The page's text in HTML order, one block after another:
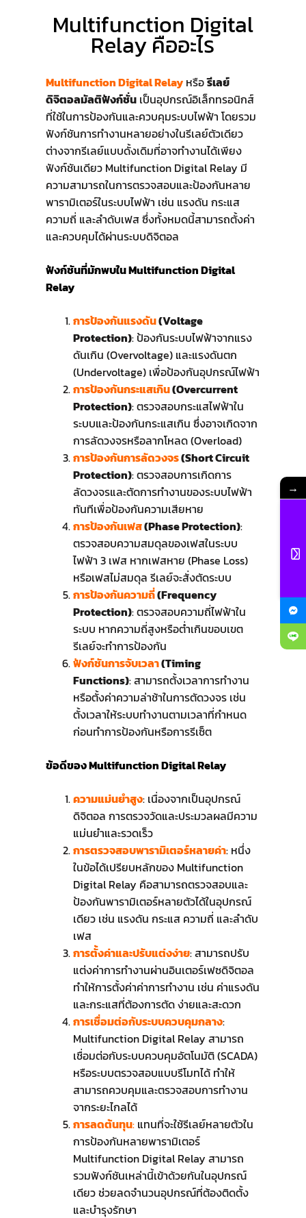
Multifunction Digital
Relay คืออะไร
Multifunction Digital Relayหรือรีเลย์
ดิจิตอลมัลติฟังก์ชั่นเป็นอุปกรณ์อิเล็กทรอนิกส์
ที่ใช้ในการป้องกันและควบคุมระบบไฟฟ้า โดยรวม
ฟังก์ชันการทำงานหลายอย่างในรีเลย์ตัวเดียว
ต่างจากรีเลย์แบบดั้งเดิมที่อาจทำงานได้เพียง
ฟังก์ชันเดียว Multifunction Digital Relay มี
ความสามารถในการตรวจสอบและป้องกันหลาย
พารามิเตอร์ในระบบไฟฟ้า เช่น แรงดัน กระแส
ความถี่ และลำดับเฟส ซึ่งทั้งหมดนี้สามารถตั้งค่า
และควบคุมได้ผ่านระบบดิจิตอล
ฟังก์ชันที่มักพบใน Multifunction Digital
Relay
การป้องกันแรงดัน(Voltage
Protection): ป้องกันระบบไฟฟ้าจากแรง
ดันเกิน (Overvoltage) และแรงดันตก
(Undervoltage) เพื่อป้องกันอุปกรณ์ไฟฟ้า
การป้องกันกระแสเกิน(Overcurrent
Protection): ตรวจสอบกระแสไฟฟ้าใน
ระบบและป้องกันกระแสเกิน ซึ่งอาจเกิดจาก
การลัดวงจรหรือลากโหลด (Overload)
การป้องกันการลัดวงจร(Short Circuit
Protection): ตรวจสอบการเกิดการ
ลัดวงจรและตัดการทำงานของระบบไฟฟ้า
ทันทีเพื่อป้องกันความเสียหาย
การป้องกันเฟส(Phase Protection):
ตรวจสอบความสมดุลของเฟสในระบบ
ไฟฟ้า 3 เฟส หากเฟสหาย (Phase Loss)
หรือเฟสไม่สมดุล รีเลย์จะสั่งตัดระบบ
การป้องกันความถี่(Frequency
Protection): ตรวจสอบความถี่ไฟฟ้าใน
ระบบ หากความถี่สูงหรือต่ำเกินขอบเขต
รีเลย์จะทำการป้องกัน
ฟังก์ชันการจับเวลา(Timing
Functions): สามารถตั้งเวลาการทำงาน
หรือตั้งค่าความล่าช้าในการตัดวงจร เช่น
ตั้งเวลาให้ระบบทำงานตามเวลาที่กำหนด
ก่อนทำการป้องกันหรือการรีเซ็ต
ข้อดีของ Multifunction Digital Relay
ความแม่นยำสูง: เนื่องจากเป็นอุปกรณ์
ดิจิตอล การตรวจวัดและประมวลผลมีความ
แม่นยำและรวดเร็ว
การตรวจสอบพารามิเตอร์หลายค่า: หนึ่ง
ในข้อได้เปรียบหลักของ Multifunction
Digital Relay คือสามารถตรวจสอบและ
ป้องกันพารามิเตอร์หลายตัวได้ในอุปกรณ์
เดียว เช่น แรงดัน กระแส ความถี่ และลำดับ
เฟส
การตั้งค่าและปรับแต่งง่าย: สามารถปรับ
แต่งค่าการทำงานผ่านอินเตอร์เฟซดิจิตอล
ทำให้การตั้งค่าค่าการทำงาน เช่น ค่าแรงดัน
และกระแสที่ต้องการตัด ง่ายและสะดวก
การเชื่อมต่อกับระบบควบคุมกลาง:
Multifunction Digital Relay สามารถ
เชื่อมต่อกับระบบควบคุมอัตโนมัติ (SCADA)
หรือระบบตรวจสอบแบบรีโมทได้ ทำให้
สามารถควบคุมและตรวจสอบการทำงาน
จากระยะไกลได้
การลดต้นทุน:แทนที่จะใช้รีเลย์หลายตัวใน
การป้องกันหลายพารามิเตอร์
Multifunction Digital Relay สามารถ
รวมฟังก์ชันเหล่านี้เข้าด้วยกันในอุปกรณ์
เดียว ช่วยลดจำนวนอุปกรณ์ที่ต้องติดตั้ง
และบำรุงรักษา
→